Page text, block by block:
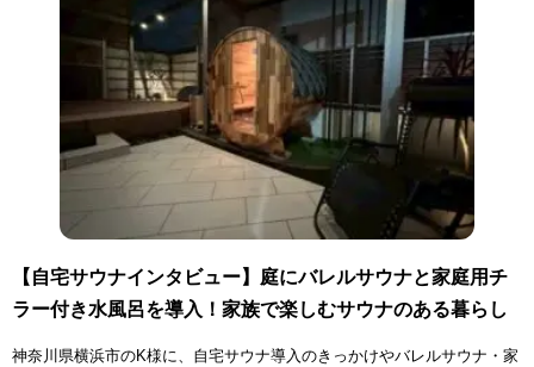
【自宅サウナインタビュー】庭にバレルサウナと家庭用チ
ラー付き水風呂を導入！家族で楽しむサウナのある暮らし
神奈川県横浜市のK様に、自宅サウナ導入のきっかけやバレルサウナ・家